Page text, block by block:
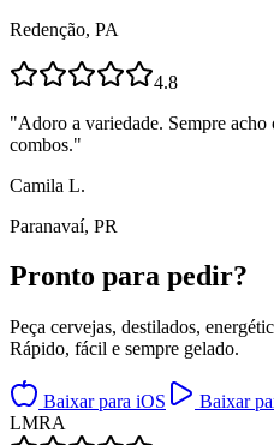
Redenção, PA
4.8
"Adoro a variedade. Sempre
combos."
Camila L.
Paranavaí, PR
Pronto para pedir?
Peça cervejas, destilados,
Rápido, fácil e sempre gelado.
Baixar para iOS
Baixar
LMRA